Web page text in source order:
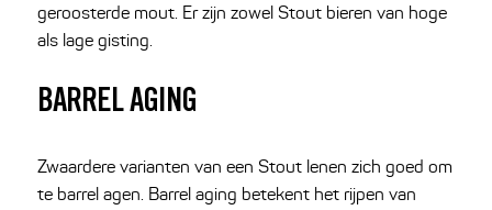
geroosterde mout. Er zijn zowel Stout bieren van hoge
als lage gisting.
BARREL AGING
Zwaardere varianten van een Stout lenen zich goed om
te barrel agen. Barrel aging betekent het rijpen van